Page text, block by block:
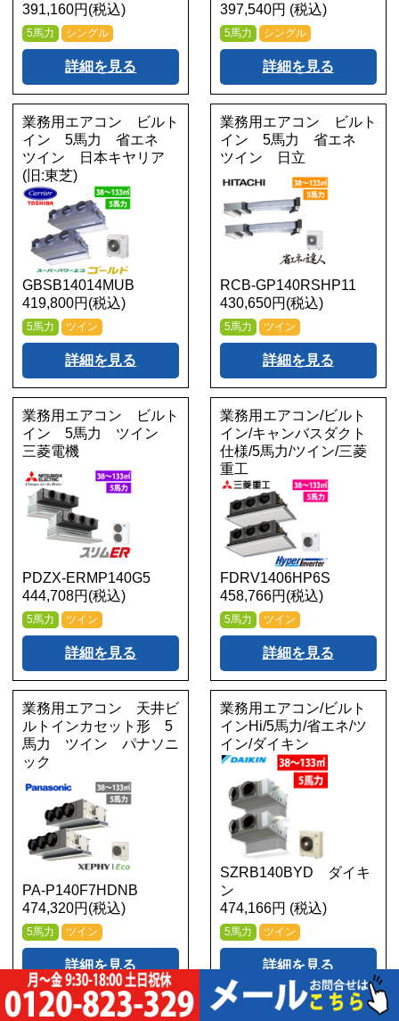
391,160円(税込)
5馬力 シングル
詳細を見る
397,540円 (税込)
5馬力 シングル
詳細を見る
業務用エアコン ビルト
イン 5馬力 省エネ
ツイン 日本キヤリア
(旧:東芝)
GBSB14014MUB
419,800円(税込)
5馬力 ツイン
詳細を見る
業務用エアコン ビルト
イン 5馬力 省エネ
ツイン 日立
RCB-GP140RSHP11
430,650円(税込)
5馬力 ツイン
詳細を見る
業務用エアコン ビルト
イン 5馬力 ツイン
三菱電機
PDZX-ERMP140G5
444,708円(税込)
5馬力 ツイン
詳細を見る
業務用エアコン/ビルト
イン/キャンバスダクト
仕様/5馬力/ツイン/三菱
重工
FDRV1406HP6S
458,766円(税込)
5馬力 ツイン
詳細を見る
業務用エアコン 天井ビ
ルトインカセット形 5
馬力 ツイン パナソニ
ック
PA-P140F7HDNB
474,320円(税込)
5馬力 ツイン
詳細を見る
業務用エアコン/ビルト
インHi/5馬力/省エネ/ツ
イン/ダイキン
SZRB140BYD ダイキ
ン
474,166円 (税込)
5馬力 ツイン
詳細を見る